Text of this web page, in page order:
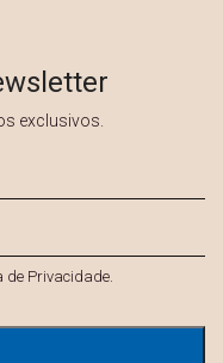
exclusivos.
de Privacidade